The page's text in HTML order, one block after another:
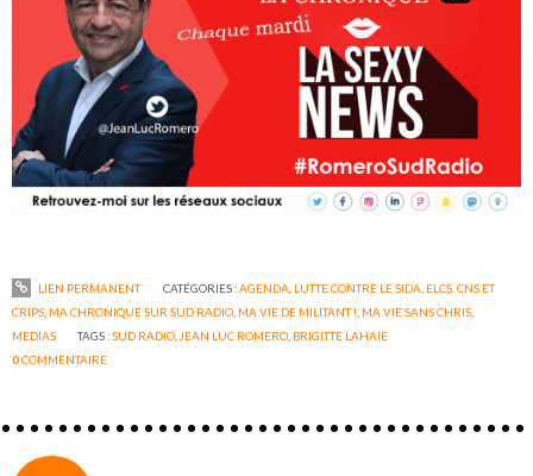
LIEN PERMANENT CATÉGORIES :AGENDA, LUTTE CONTRE LE SIDA, ELCS, CNS ET
CRIPS, MA CHRONIQUE SUR SUD RADIO, MA VIE DE MILITANT !, MA VIE SANS CHRIS,
MEDIAS
TAGS :SUD RADIO,JEAN LUC ROMERO, BRIGITTE LAHAIE
0COMMENTAIRE